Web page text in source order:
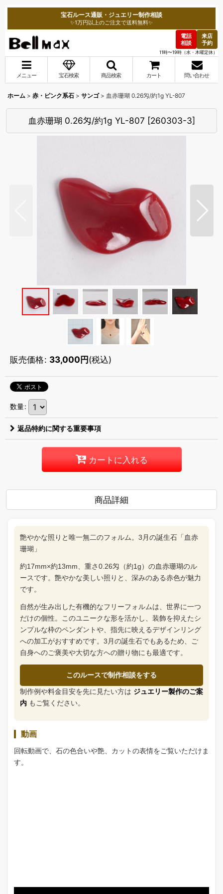
宝石ルース通販・ジュエリー制作相談
✨1万円以上のご注文で送料無料✨
電話
相談
来店
予約
11時〜19時（水・木曜定休）
メニュー 宝石検索 商品検索 カート 問い合わせ
ホーム > 赤・ピンク系石 > サンゴ > 血赤珊瑚 0.26匁/約1g YL-807
血赤珊瑚 0.26匁/約1g YL-807 [260303-3]
販売価格: 33,000円(税込)
数量:
返品特約に関する重要事項
カートに入れる
商品詳細
艶やかな照りと唯一無二のフォルム。3月の誕生石「血赤
珊瑚」
約17mm×約13mm、重さ0.26匁（約1g）の血赤珊瑚のル
ースです。艶やかな美しい照りと、深みのある赤色が魅力
です。
自然が生み出した有機的なフリーフォルムは、世界に一つ
だけの個性。このユニークな形を活かし、装飾を抑えたシ
ンプルな枠のペンダントや、指先に映えるデザインリング
への加工がおすすめです。3月の誕生石でもあるため、ご
自身へのご褒美や大切な方への贈り物にも最適です。
このルースで制作相談をする
制作例や料金目安を先に見たい方は ジュエリー製作のご案
内 もご覧ください。
動画
回転動画で、石の色合いや艶、カットの表情をご覧いただけま
す。